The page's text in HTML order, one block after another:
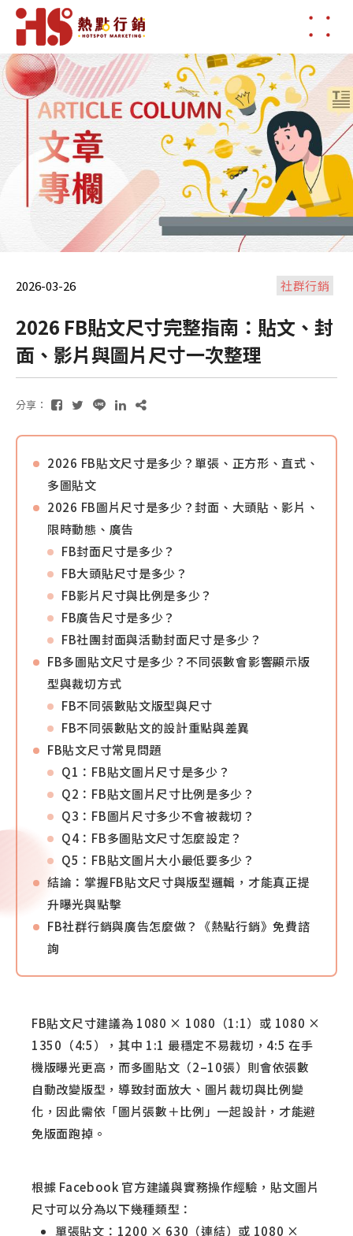
2026-03-26 社群行銷
2026 FB貼文尺寸完整指南：貼文、封
面、影片與圖片尺寸一次整理
分享：
2026 FB貼文尺寸是多少？單張、正方形、直式、
多圖貼文
2026 FB圖片尺寸是多少？封面、大頭貼、影片、
限時動態、廣告
FB封面尺寸是多少？
FB大頭貼尺寸是多少？
FB影片尺寸與比例是多少？
FB廣告尺寸是多少？
FB社團封面與活動封面尺寸是多少？
FB多圖貼文尺寸是多少？不同張數會影響顯示版
型與裁切方式
FB不同張數貼文版型與尺寸
FB不同張數貼文的設計重點與差異
FB貼文尺寸常見問題
Q1：FB貼文圖片尺寸是多少？
Q2：FB貼文圖片尺寸比例是多少？
Q3：FB圖片尺寸多少不會被裁切？
Q4：FB多圖貼文尺寸怎麼設定？
Q5：FB貼文圖片大小最低要多少？
結論：掌握FB貼文尺寸與版型邏輯，才能真正提
升曝光與點擊
FB社群行銷與廣告怎麼做？《熱點行銷》免費諮
詢
FB貼文尺寸建議為 1080 × 1080（1:1）或 1080 ×
1350（4:5），其中 1:1 最穩定不易裁切，4:5 在手
機版曝光更高，而多圖貼文（2–10張）則會依張數
自動改變版型，導致封面放大、圖片裁切與比例變
化，因此需依「圖片張數＋比例」一起設計，才能避
免版面跑掉。
根據 Facebook 官方建議與實務操作經驗，貼文圖片
尺寸可以分為以下幾種類型：
單張貼文：1200 × 630（連結）或 1080 ×